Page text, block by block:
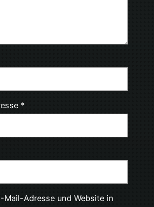
*
Mail-Adresse und Website in